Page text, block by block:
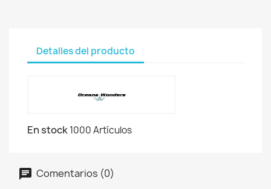
Detalles del producto
En stock1000 Artículos
Comentarios (0)